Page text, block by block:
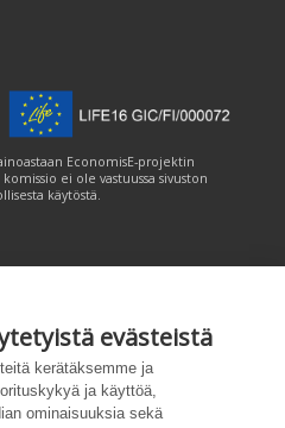
evästeistä
kerätäksemme ja
ja käyttöä,
ominaisuuksia sekä
EconomisE-projektin
ei ole vastuussa sivuston
käytöstä.
saatu rahoitusta Euroopan unionin
edustaa ainoastaan
ja EASME/EU:n komissio ei ole
mahdollisesta käytöstä.